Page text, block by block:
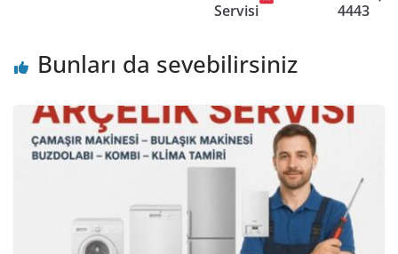
Servisi 4443
Bunları da sevebilirsiniz